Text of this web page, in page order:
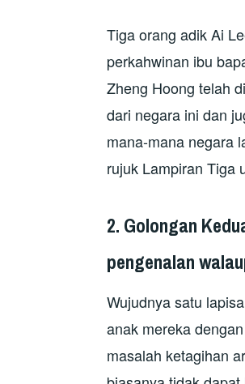
Tiga orang adik Ai
perkahwinan ibu
Zheng Hoong telah
dari negara ini dan
mana-mana negara
rujuk Lampiran Tiga
2. Golongan
pengenalan
Wujudnya satu
anak mereka
masalah ketagihan